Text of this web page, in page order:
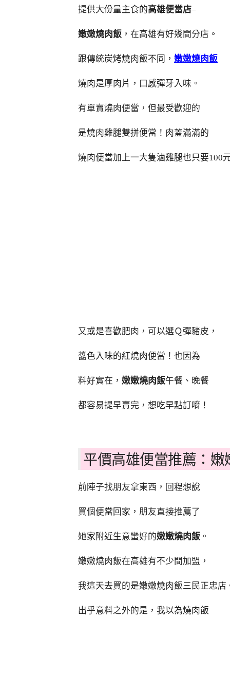
提供大份量主食的高雄便當店–
嫩嫩燒肉飯 ，在高雄有好幾間分店。
跟傳統炭烤燒肉飯不同， 嫩嫩燒肉飯
燒肉是厚肉片，口感彈牙入味。
有單賣燒肉便當，但最受歡迎的
是燒肉雞腿雙拼便當！肉蓋滿滿的
燒肉便當加上一大隻滷雞腿也只要100
又或是喜歡肥肉，可以選Ｑ彈豬皮，
醬色入味的紅燒肉便當！也因為
料好實在， 嫩嫩燒肉飯午餐、晚餐
都容易提早賣完，想吃早點訂唷！
平價高雄便當推薦：嫩
前陣子找朋友拿東西，回程想說
買個便當回家，朋友直接推薦了
她家附近生意蠻好的嫩嫩燒肉飯 。
嫩嫩燒肉飯在高雄有不少間加盟，
我這天去買的是嫩嫩燒肉飯三民正忠店
出乎意料之外的是，我以為燒肉飯